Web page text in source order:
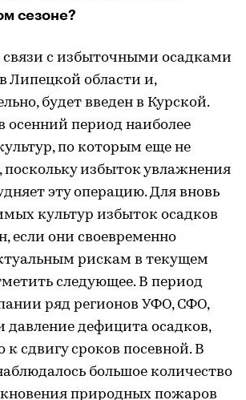
сезоне?
с избыточными осадками
Липецкой области и,
будет введен в Курской.
осенний период наиболее
по которым еще не
избыток увлажнения
эту операцию. Для вновь
культур избыток осадков
если они своевременно
рискам в текущем
следующее. В период
ряд регионов УФО, СФО,
дефицита осадков,
к сдвигу сроков посевной. В
большое количество
природных пожаров